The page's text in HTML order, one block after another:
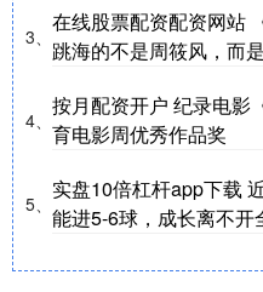
3、
在线股票配资配资网站
跳海的不是周筱风，而
4、
按月配资开户 纪录电影
育电影周优秀作品奖
5、
实盘10倍杠杆app下载
能进5-6球，成长离不开